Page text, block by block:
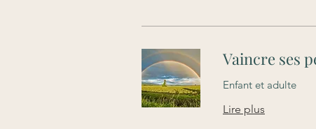
Vaincre ses
Enfant et adulte
Lire plus